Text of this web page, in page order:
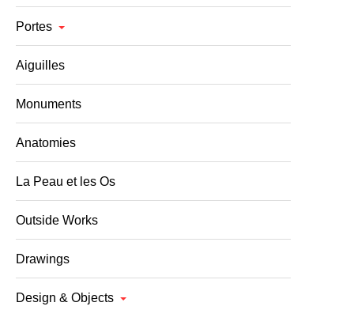
Portes
Aiguilles
Monuments
Anatomies
La Peau et les Os
Outside Works
Drawings
Design & Objects